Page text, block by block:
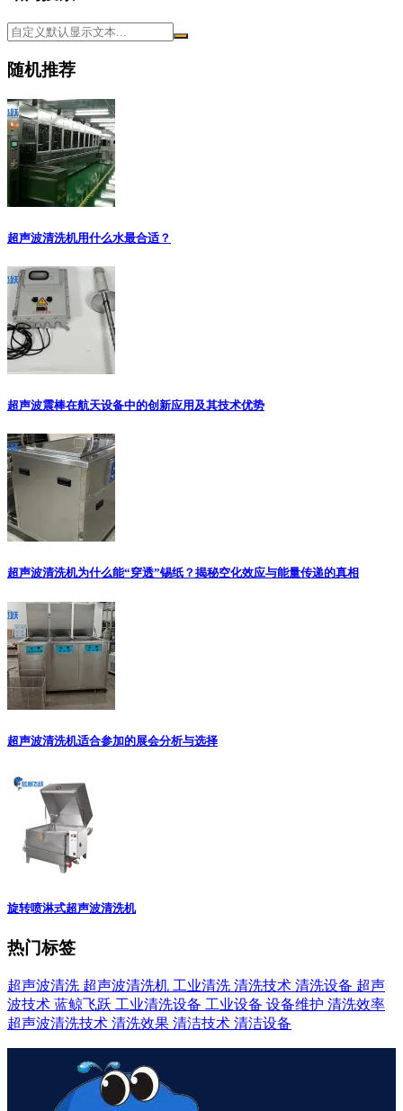
随机推荐
超声波清洗机用什么水最合适？
超声波震棒在航天设备中的创新应用及其技术优势
超声波清洗机为什么能“穿透”锡纸？揭秘空化效应与能量传递的真相
超声波清洗机适合参加的展会分析与选择
旋转喷淋式超声波清洗机
热门标签
超声波清洗 超声波清洗机 工业清洗 清洗技术 清洗设备 超声
波技术 蓝鲸飞跃 工业清洗设备 工业设备 设备维护 清洗效率
超声波清洗技术 清洗效果 清洁技术 清洁设备